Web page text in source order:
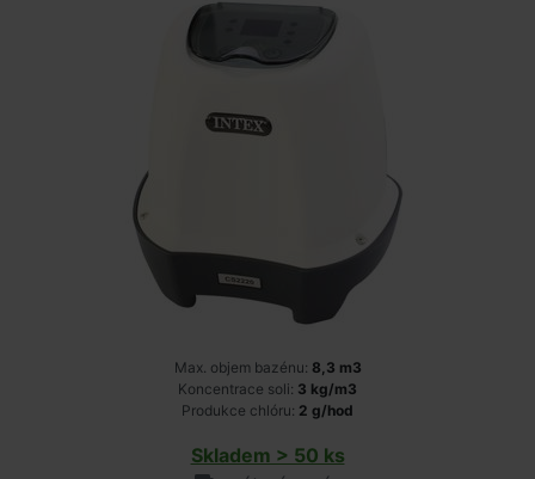
Max. objem bazénu: 8,3 m3
Koncentrace soli: 3 kg/m3
Produkce chlóru: 2 g/hod
Skladem > 50 ks